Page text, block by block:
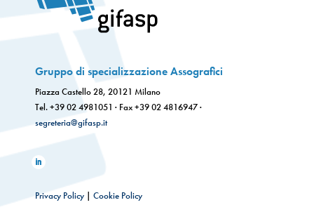
Gruppo di specializzazione Assografici
Piazza Castello 28, 20121 Milano
Tel. +39 02 4981051 · Fax +39 02 4816947 ·
segreteria@gifasp.it
Privacy Policy| Cookie Policy